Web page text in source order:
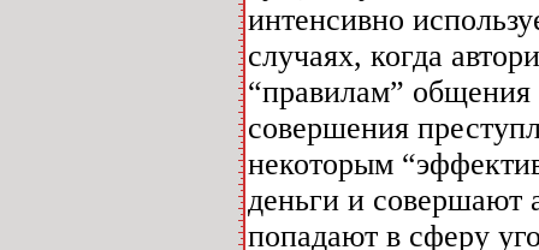
интенсивно
случаях, когда
“правилам”
совершения
некоторым
деньги и совершают
попадают в сферу